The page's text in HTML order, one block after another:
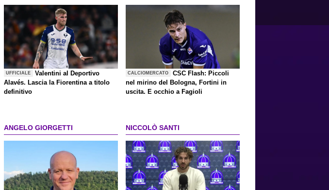
UFFICIALE
Valentini al Deportivo
Alavés. Lascia la Fiorentina a titolo
definitivo
CALCIOMERCATO
CSC Flash: Piccoli
nel mirino del Bologna, Fortini in
uscita. E occhio a Fagioli
ANGELO GIORGETTI NICCOLÒ SANTI